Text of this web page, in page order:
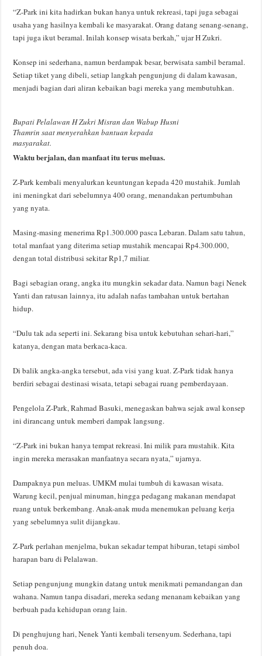
“Z-Park ini kita hadirkan bukan hanya untuk rekreasi, tapi juga sebagai
usaha yang hasilnya kembali ke masyarakat. Orang datang senang-senang,
tapi juga ikut beramal. Inilah konsep wisata berkah,” ujar H Zukri.
Konsep ini sederhana, namun berdampak besar, berwisata sambil beramal.
Setiap tiket yang dibeli, setiap langkah pengunjung di dalam kawasan,
menjadi bagian dari aliran kebaikan bagi mereka yang membutuhkan.
Bupati Pelalawan H Zukri Misran dan Wabup Husni
Thamrin saat menyerahkan bantuan kepada
masyarakat.
Waktuberjalan, dan manfaat itu terus meluas.
Z-Park kembali menyalurkan keuntungan kepada 420 mustahik. Jumlah
ini meningkat dari sebelumnya 400 orang, menandakan pertumbuhan
yang nyata.
Masing-masing menerima Rp1.300.000 pasca Lebaran. Dalam satu tahun,
total manfaat yang diterima setiap mustahik mencapai Rp4.300.000,
dengan total distribusi sekitar Rp1,7 miliar.
Bagi sebagian orang, angka itu mungkin sekadar data. Namun bagi Nenek
Yanti dan ratusan lainnya, itu adalah nafas tambahan untuk bertahan
hidup.
“Dulu tak ada seperti ini. Sekarang bisa untuk kebutuhan sehari-hari,”
katanya, dengan mata berkaca-kaca.
Di balik angka-angka tersebut, ada visi yang kuat. Z-Park tidak hanya
berdiri sebagai destinasi wisata, tetapi sebagai ruang pemberdayaan.
Pengelola Z-Park, Rahmad Basuki, menegaskan bahwa sejak awal konsep
ini dirancang untuk memberi dampak langsung.
“Z-Park ini bukan hanya tempat rekreasi. Ini milik para mustahik. Kita
ingin mereka merasakan manfaatnya secara nyata,” ujarnya.
Dampaknya pun meluas. UMKM mulai tumbuh di kawasan wisata.
Warung kecil, penjual minuman, hingga pedagang makanan mendapat
ruang untuk berkembang. Anak-anak muda menemukan peluang kerja
yang sebelumnya sulit dijangkau.
Z-Park perlahan menjelma, bukan sekadar tempat hiburan, tetapi simbol
harapan baru di Pelalawan.
Setiap pengunjung mungkin datang untuk menikmati pemandangan dan
wahana. Namun tanpa disadari, mereka sedang menanam kebaikan yang
berbuah pada kehidupan orang lain.
Di penghujung hari, Nenek Yanti kembali tersenyum. Sederhana, tapi
penuh doa.